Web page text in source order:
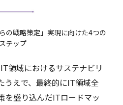
の戦略策定」実現に向けた4つの
ステップ
領域におけるサステナビリ
うえで、最終的にIT領域全
を盛り込んだITロードマッ